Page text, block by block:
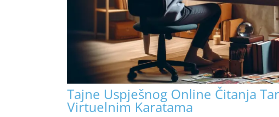
Tajne Uspješnog Online Čitanja
Virtuelnim Karatama